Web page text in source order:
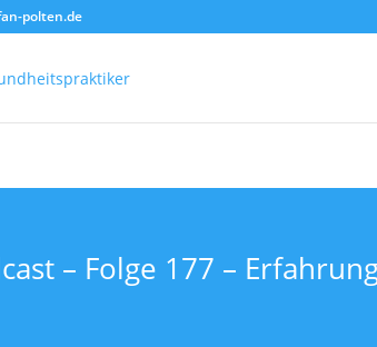
polten.de
– Folge 177 –